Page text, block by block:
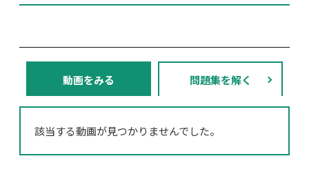
動画をみる 問題集を解く
該当する動画が見つかりませんでした。